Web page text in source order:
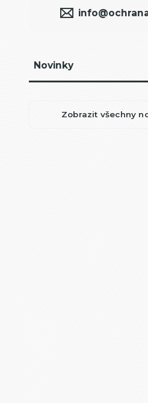
Novinky
Zobrazit všechny